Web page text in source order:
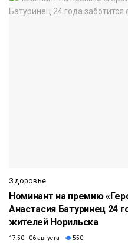
Здоровье
Номинант на премию
Анастасия Батуринец 24
жителей Норильска
17:50 06 августа 550